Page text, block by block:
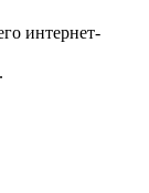
интернет-